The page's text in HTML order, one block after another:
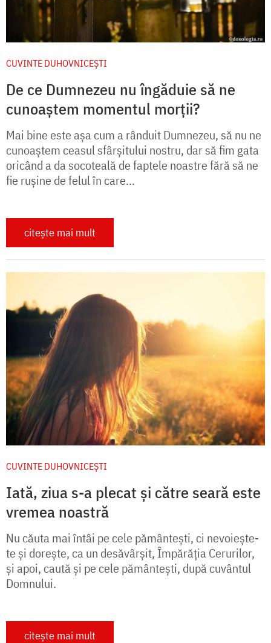
CUVINTE DUHOVNICEȘTI
De ce Dumnezeu nu îngăduie să ne
cunoaștem momentul morții?
Mai bine este așa cum a rânduit Dumnezeu, să nu ne
cunoaștem ceasul sfârșitului nostru, dar să fim gata
oricând a da socoteală de faptele noastre fără să ne
fie rușine de felul în care...
citește mai mult
CUVINTE DUHOVNICEȘTI
Iată, ziua s-a plecat și către seară este
vremea noastră
Nu căuta mai întâi pe cele pământești, ci nevoiește-
te și dorește, ca un desăvârșit, Împărăția Cerurilor,
și apoi, caută și pe cele pământești, după cuvântul
Domnului.
citește mai mult